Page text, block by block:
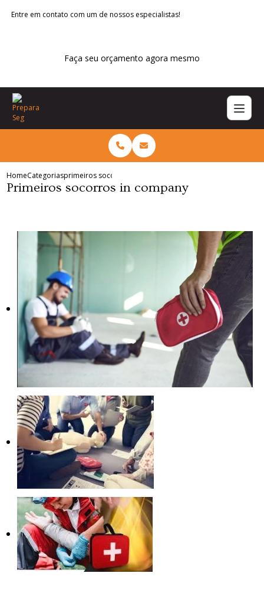
Entre em contato com um de nossos especialistas!
Faça seu orçamento agora mesmo
HomeCategoriasprimeiros socorros in company
Primeiros socorros in company